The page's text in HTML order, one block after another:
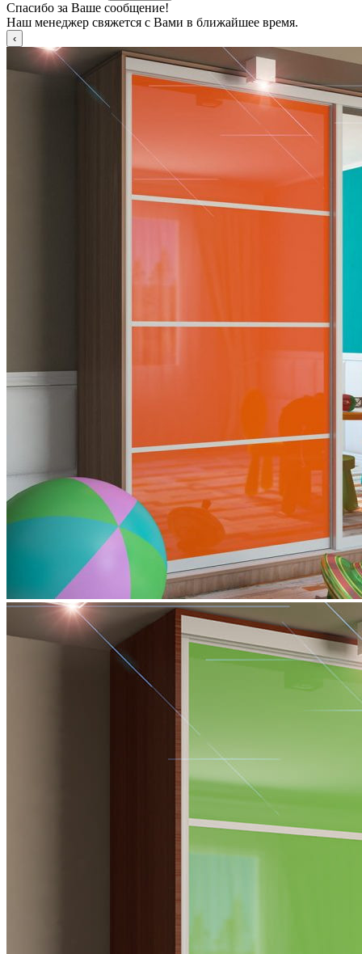
Спасибо за Ваше сообщение!
Наш менеджер свяжется с Вами в ближайшее время.